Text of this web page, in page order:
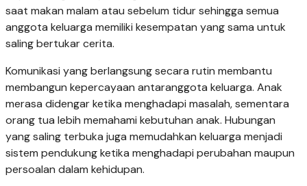
saat makan malam atau sebelum tidur sehingga semua
anggota keluarga memiliki kesempatan yang sama untuk
saling bertukar cerita.
Komunikasi yang berlangsung secara rutin membantu
membangun kepercayaan antaranggota keluarga. Anak
merasa didengar ketika menghadapi masalah, sementara
orang tua lebih memahami kebutuhan anak. Hubungan
yang saling terbuka juga memudahkan keluarga menjadi
sistem pendukung ketika menghadapi perubahan maupun
persoalan dalam kehidupan.